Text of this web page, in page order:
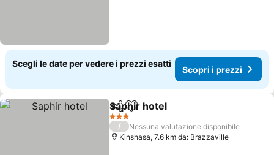
Scegli le date per vedere i prezzi esatti
Scopri i prezzi
CondividiAggiungi ai preferiti
Saphir hotel
3 Stelle
/
Nessuna valutazione disponibile
Kinshasa, 7.6 km da: Brazzaville